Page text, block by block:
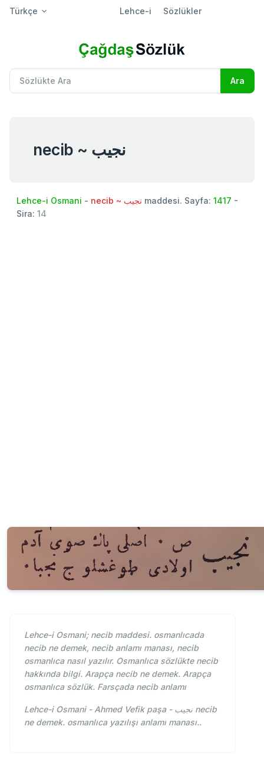
Türkçe Lehce-i Sözlükler
necib ~ نجيب
Lehce-i Osmani - necib ~ نجيب maddesi. Sayfa: 1417 -
Sira: 14
Lehce-i Osmani; necib maddesi. osmanlıcada
necib ne demek, necib anlamı manası, necib
osmanlıca nasıl yazılır. Osmanlıca sözlükte necib
hakkında bilgi. Arapça necib ne demek. Arapça
osmanlıca sözlük. Farsçada necib anlamı
Lehce-i Osmani - Ahmed Vefik paşa - نجيب necib
ne demek. osmanlıca yazılışı anlamı manası..